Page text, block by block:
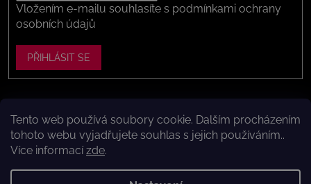
Tento web používá soubory cookie. Dalším procházením
tohoto webu vyjadřujete souhlas s jejich používáním..
Více informací zde.
Vložením e-mailu souhlasíte s podmínkami ochrany
osobních údajů
PŘIHLÁSIT SE
Vytvořil Shoptet